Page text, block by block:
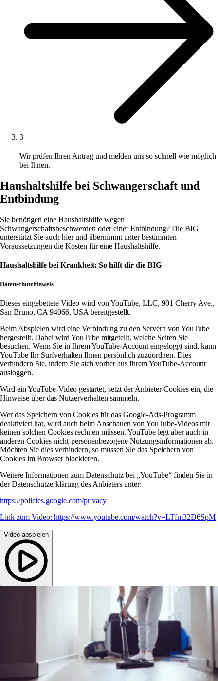
3
Wir prüfen Ihren Antrag und melden uns so schnell wie möglich
bei Ihnen.
Haushaltshilfe bei Schwangerschaft und
Entbindung
Sie benötigen eine Haushaltshilfe wegen
Schwangerschaftsbeschwerden oder einer Entbindung? Die BIG
unterstützt Sie auch hier und übernimmt unter bestimmten
Voraussetzungen die Kosten für eine Haushaltshilfe.
Haushaltshilfe bei Krankheit: So hilft dir die BIG
Datenschutzhinweis
Dieses eingebettete Video wird von YouTube, LLC, 901 Cherry Ave.,
San Bruno, CA 94066, USA bereitgestellt.
Beim Abspielen wird eine Verbindung zu den Servern von YouTube
hergestellt. Dabei wird YouTube mitgeteilt, welche Seiten Sie
besuchen. Wenn Sie in Ihrem YouTube-Account eingeloggt sind, kann
YouTube Ihr Surfverhalten Ihnen persönlich zuzuordnen. Dies
verhindern Sie, indem Sie sich vorher aus Ihrem YouTube-Account
ausloggen.
Wird ein YouTube-Video gestartet, setzt der Anbieter Cookies ein, die
Hinweise über das Nutzerverhalten sammeln.
Wer das Speichern von Cookies für das Google-Ads-Programm
deaktiviert hat, wird auch beim Anschauen von YouTube-Videos mit
keinen solchen Cookies rechnen müssen. YouTube legt aber auch in
anderen Cookies nicht-personenbezogene Nutzungsinformationen ab.
Möchten Sie dies verhindern, so müssen Sie das Speichern von
Cookies im Browser blockieren.
Weitere Informationen zum Datenschutz bei „YouTube“ finden Sie in
der Datenschutzerklärung des Anbieters unter:
https://policies.google.com/privacy
Link zum Video: https://www.youtube.com/watch?v=LTfm32D6SpM
Video abspielen